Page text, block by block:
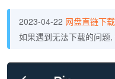
2023-04-22 网盘直链下
如果遇到无法下载的问题